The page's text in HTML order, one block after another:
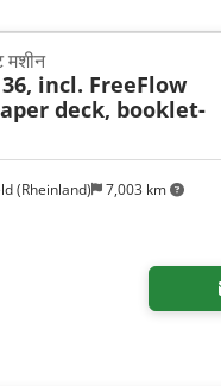
(Rheinland) 7,003 km
मशीन
incl. FreeFlow
deck, booklet-